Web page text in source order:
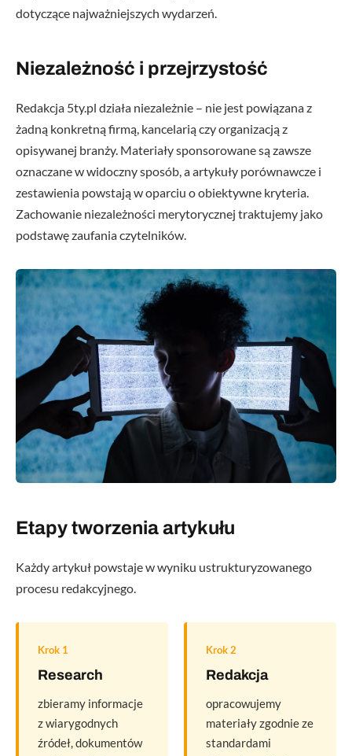
dotyczące najważniejszych wydarzeń.
Niezależność i przejrzystość
Redakcja 5ty.pl działa niezależnie – nie jest powiązana z
żadną konkretną firmą, kancelarią czy organizacją z
opisywanej branży. Materiały sponsorowane są zawsze
oznaczane w widoczny sposób, a artykuły porównawcze i
zestawienia powstają w oparciu o obiektywne kryteria.
Zachowanie niezależności merytorycznej traktujemy jako
podstawę zaufania czytelników.
Etapy tworzenia artykułu
Każdy artykuł powstaje w wyniku ustrukturyzowanego
procesu redakcyjnego.
Krok 1
Research
zbieramy informacje
z wiarygodnych
źródeł, dokumentów
Krok 2
Redakcja
opracowujemy
materiały zgodnie ze
standardami